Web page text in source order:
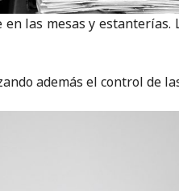
las mesas y estanterías.
además el control de